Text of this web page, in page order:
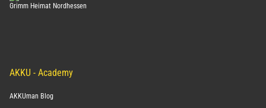
AKKU - Academy
AKKUman Blog